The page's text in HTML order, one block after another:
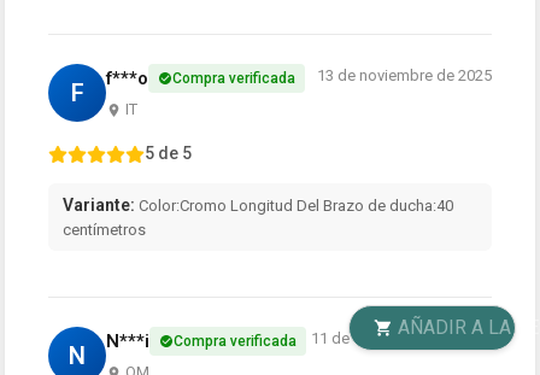
F f***o Compra verificada
IT
13 de noviembre de 2025
5 de 5
Variante: Color:Cromo Longitud Del Brazo de ducha:40
centímetros
N N***i Compra verificada 11 de septiembre de 2025
AÑADIR A LA CESTA